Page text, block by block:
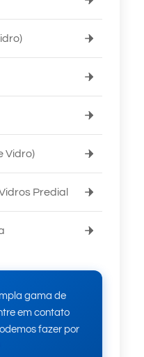
Vidro)
Predial
gama de
em contato
fazer por